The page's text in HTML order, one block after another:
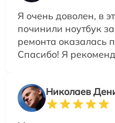
Я очень доволен, в
починили ноутбук
ремонта оказалась
Спасибо! Я
Николаев